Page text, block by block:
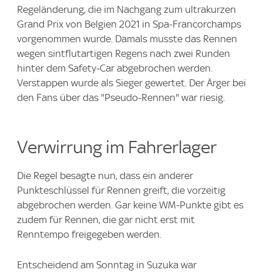
Regeländerung, die im Nachgang zum ultrakurzen
Grand Prix von Belgien 2021 in Spa-Francorchamps
vorgenommen wurde. Damals musste das Rennen
wegen sintflutartigen Regens nach zwei Runden
hinter dem Safety-Car abgebrochen werden.
Verstappen wurde als Sieger gewertet. Der Ärger bei
den Fans über das "Pseudo-Rennen" war riesig.
Verwirrung im Fahrerlager
Die Regel besagte nun, dass ein anderer
Punkteschlüssel für Rennen greift, die vorzeitig
abgebrochen werden. Gar keine WM-Punkte gibt es
zudem für Rennen, die gar nicht erst mit
Renntempo freigegeben werden.
Entscheidend am Sonntag in Suzuka war